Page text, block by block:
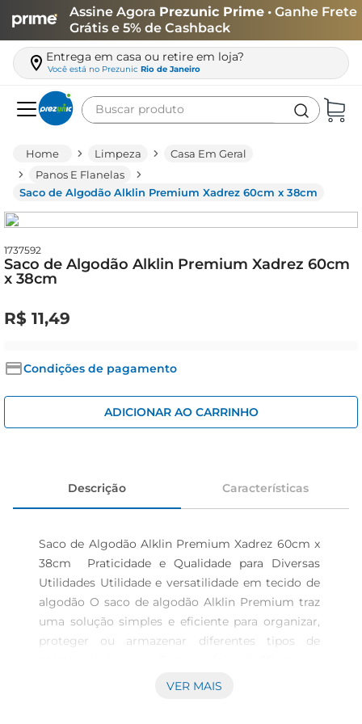
Assine Agora Prezunic Prime • Ganhe Frete
Grátis e 5% de Cashback
Entrega em casa ou retire em loja?
Você está no Prezunic Rio de Janeiro
Buscar produto
Limpeza
Casa Em Geral
Panos E Flanelas
Saco de Algodão Alklin Premium Xadrez 60cm x 38cm
1737592
Saco de Algodão Alklin Premium Xadrez 60cm
x 38cm
R$ 11,49
Condições de pagamento
ADICIONAR AO CARRINHO
Descrição Características
Saco de Algodão Alklin Premium Xadrez 60cm x
38cm  Praticidade e Qualidade para Diversas
Utilidades Utilidade e versatilidade em tecido de
algodão O saco de algodão Alklin Premium traz
uma solução simples e eficiente para organizar,
proteger ou armazenar diferentes tipos de
38 cm e estampa xadrez, combina funcionalidade
VER MAIS
leite
queijo
azeite
iogurte